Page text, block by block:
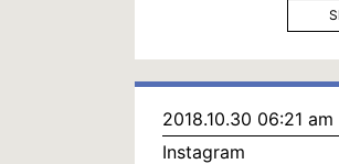
人 #世界人 #日本 #日本
#AllOverJapanTour#日本
2018.10.30 06:21 am
Instagram